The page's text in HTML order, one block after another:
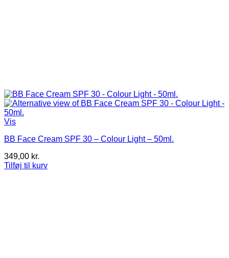
Vis
BB Face Cream SPF 30 – Colour Light – 50ml.
349,00 kr.
Tilføj til kurv